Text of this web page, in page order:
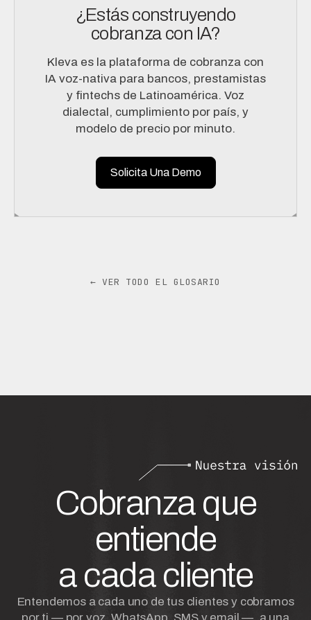
¿Estás construyendo
cobranza con IA?
Kleva es la plataforma de cobranza con
IA voz-nativa para bancos, prestamistas
y fintechs de Latinoamérica. Voz
dialectal, cumplimiento por país, y
modelo de precio por minuto.
Solicita Una Demo
← VER TODO EL GLOSARIO
Cobranza que
entiende
a cada cliente
Entendemos a cada uno de tus clientes y cobramos